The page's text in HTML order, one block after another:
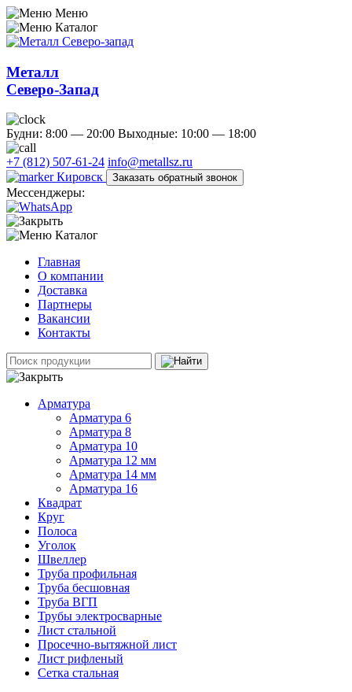
Меню
Каталог
Металл
Северо-Запад
Будни: 8:00 — 20:00 Выходные: 10:00 — 18:00
+7 (812) 507-61-24 info@metallsz.ru
Кировск
Заказать обратный звонок
Мессенджеры:
Каталог
Главная
О компании
Доставка
Партнеры
Вакансии
Контакты
Арматура
Арматура 6
Арматура 8
Арматура 10
Арматура 12 мм
Арматура 14 мм
Арматура 16
Квадрат
Круг
Полоса
Уголок
Швеллер
Труба профильная
Труба бесшовная
Труба ВГП
Трубы электросварные
Лист стальной
Просечно-вытяжной лист
Лист рифленый
Сетка стальная